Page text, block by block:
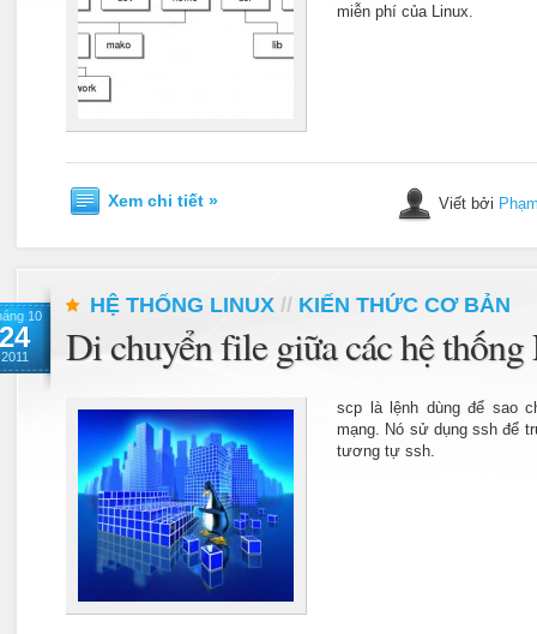
miễn phí của Linux.
Xem chi tiết » Viết bởi
10
24
2011
HỆ THỐNG LINUX // KIẾN THỨC CƠ BẢN
Di chuyển file giữa các hệ
scp là lệnh dùng để sao
mạng. Nó sử dụng ssh để
tương tự ssh.